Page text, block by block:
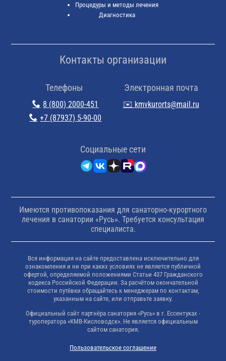
Процедуры и методы лечения
Диагностика
Контакты организации
Телефоны
8 (800) 2000-451
+7 (87937) 5-90-00
Электронная почта
✉️ kmvkurorts@mail.ru
Cоциальные сети
Имеются противопоказания для санаторно-курортного
лечения в санатории «Русь». Требуется консультация
специалиста.
Вся информация на сайте предоставлена исключительно для
ознакомления и ни при каких условиях не является публичной
офертой, определяемой положениями Статьи 437 Гражданского
кодекса Российской Федерации. За расчётом окончательной
стоимости путёвки обращайтесь к менеджерам по контактам,
указанным на сайте, или отправьте заявку.
Официальный сайт партнёра санатория «Русь» в г. Ессентуках -
туроператора «КМВ-Кисловодск». Не является официальным
сайтом санатория.
Пользовательское соглашение